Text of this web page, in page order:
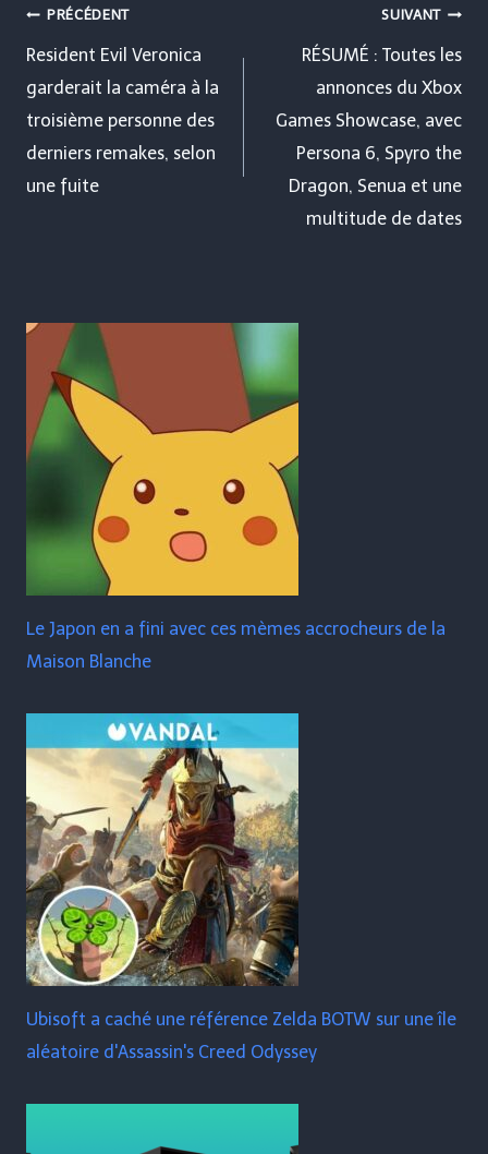
Navigation
de
l’article
PRÉCÉDENT
Resident Evil Veronica
garderait la caméra à la
troisième personne des
derniers remakes, selon
une fuite
SUIVANT
RÉSUMÉ : Toutes les
annonces du Xbox
Games Showcase, avec
Persona 6, Spyro the
Dragon, Senua et une
multitude de dates
Le Japon en a fini avec ces mèmes accrocheurs de la
Maison Blanche
Ubisoft a caché une référence Zelda BOTW sur une île
aléatoire d'Assassin's Creed Odyssey